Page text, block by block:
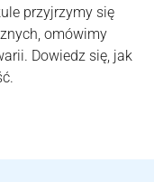
przyjrzymy się
omówimy
Dowiedz się, jak